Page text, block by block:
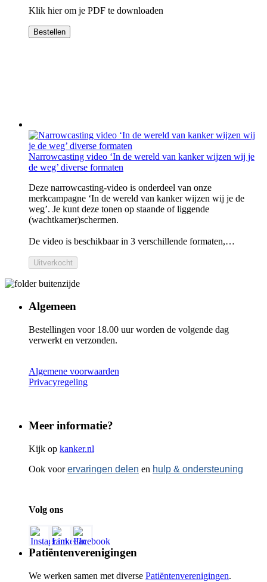
Klik hier om je PDF te downloaden
Bestellen
Narrowcasting video ‘In de wereld van kanker wijzen wij je
de weg’ diverse formaten
Deze narrowcasting-video is onderdeel van onze
merkcampagne ‘In de wereld van kanker wijzen wij je de
weg’. Je kunt deze tonen op staande of liggende
(wachtkamer)schermen.
De video is beschikbaar in 3 verschillende formaten,…
Uitverkocht
Algemeen
Bestellingen voor 18.00 uur worden de volgende dag
verwerkt en verzonden.
Algemene voorwaarden
Privacyregeling
Meer informatie?
Kijk op kanker.nl
Ook voorervaringen delen en hulp & ondersteuning
Volg ons
Patiëntenverenigingen
We werken samen met diverse Patiëntenverenigingen.